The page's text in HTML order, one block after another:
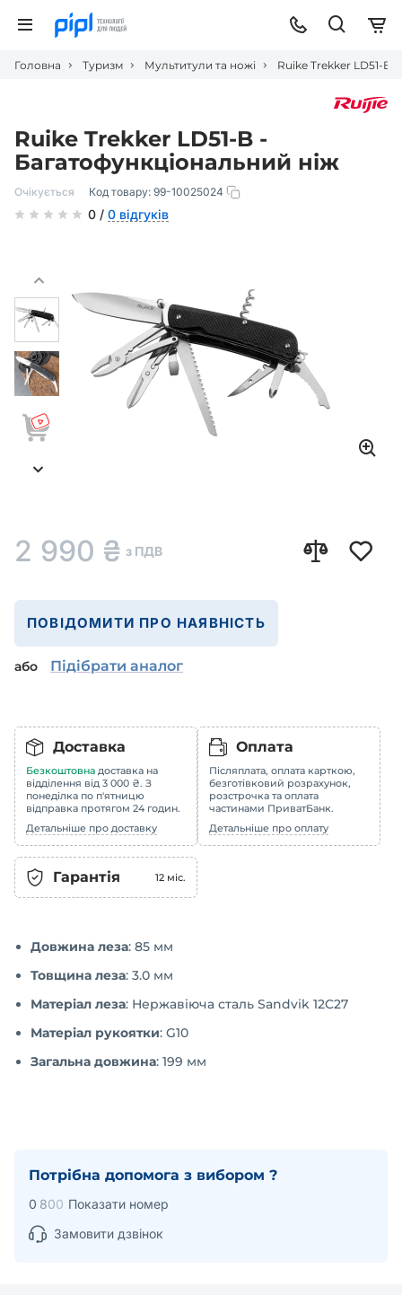
Головна Туризм Мультитули та ножі Ruike Trekker LD51-B
Ruike Trekker LD51-B -
Багатофункціональний ніж
Очікується Код товару: 99-10025024
0 / 0 відгуків
2 990 ₴ з ПДВ
ПОВІДОМИТИ ПРО НАЯВНІСТЬ
або Підібрати аналог
Доставка
Безкоштовна доставка на
відділення від 3 000 ₴. З
понеділка по п'ятницю
відправка протягом 24 годин.
Детальніше про доставку
Оплата
Післяплата, оплата карткою,
безготівковий розрахунок,
розстрочка та оплата
частинами ПриватБанк.
Детальніше про оплату
Гарантія 12 міс.
Довжина леза: 85 мм
Товщина леза: 3.0 мм
Матеріал леза: Нержавіюча сталь Sandvik 12C27
Матеріал рукоятки: G10
Загальна довжина: 199 мм
Потрібна допомога з вибором ?
0 800 Показати номер
Замовити дзвінок